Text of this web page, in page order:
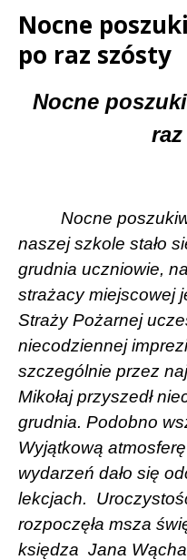
Nocne
po raz szósty
Treść
Nocne
Nocne
naszej szkole stało
grudnia uczniowie,
strażacy miejscowej
Straży Pożarnej
niecodziennej
szczególnie przez
Mikołaj przyszedł
grudnia. Podobno
Wyjątkową atmosferę
wydarzeń dało się
lekcjach.
rozpoczęła msza
księdza Jana